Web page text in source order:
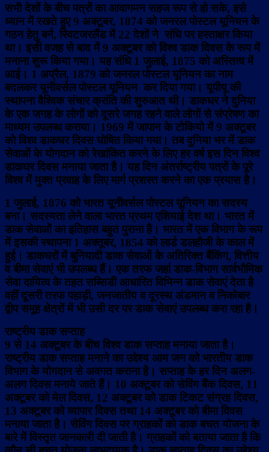
सभी देशों के बीच पत्रों का आवागमन सहज रूप से हो सके, इसे
ध्यान में रखते हुए 9 अक्टूबर, 1874 को जनरल पोस्टल यूनियन के
गठन हेतु बर्न, स्विटजरलैंड में 22 देशों ने संधि पर हस्ताक्षर किया
था। इसी वजह से बाद में 9 अक्टूबर को विश्व डाक दिवस के रूप में
मनाना शुरू किया गया। यह संधि 1 जुलाई, 1875 को अस्तित्व में
आई। 1 अप्रैल, 1879 को जनरल पोस्टल यूनियन का नाम
बदलकर यूनीवर्सल पोस्टल यूनियन कर दिया गया। यूपीयू की
स्थापना वैश्विक संचार क्रांति की शुरुआत थी। डाकघर ने दुनिया
के एक जगह के लोगों को दूसरे जगह रहने वाले लोगों से संप्रेषण का
माध्यम उपलब्ध कराया। 1969 में जापान के टोकियो में 9 अक्टूबर
को विश्व डाकघर दिवस घोषित किया गया। तब दुनिया भर में डाक
सेवाओं के योगदान को रेखांकित करने के लिए हर वर्ष इस दिन विश्व
डाकघर दिवस मनाया जाता है। यह दिन अंतर्राष्ट्रीय पत्रों के पूरे
विश्व में मुक्त प्रवाह के लिए मार्ग प्रशस्त करने का एक प्रयास है।
1 जुलाई, 1876 को भारत यूनीवर्सल पोस्टल यूनियन का सदस्य
बना। सदस्यता लेने वाला भारत प्रथम एशियाई देश था। भारत में
डाक सेवाओं का इतिहास बहुत पुराना है। भारत में एक विभाग के रूप
में इसकी स्थापना 1 अक्तूबर, 1854 को लार्ड डलहौजी के काल में
हुई। डाकघरों में बुनियादी डाक सेवाओं के अतिरिक्त बैंकिंग, वित्तीय
व बीमा सेवाएं भी उपलब्ध हैं। एक तरफ जहां डाक-विभाग सार्वभौमिक
सेवा दायित्व के तहत सब्सिडी आधारित विभिन्न डाक सेवाएं देता है
वहीं दूसरी तरफ पहाड़ी, जनजातीय व दूरस्थ अंडमान व निकोबार
द्वीप समूह क्षेत्रों में भी उसी दर पर डाक सेवाएं उपलब्ध करा रहा है।
राष्ट्रीय डाक सप्ताह
9 से 14 अक्टूबर के बीच विश्व डाक सप्ताह मनाया जाता है।
राष्ट्रीय डाक सप्ताह मनाने का उद्देश्य आम जन को भारतीय डाक
विभाग के योगदान से अवगत कराना है। सप्ताह के हर दिन अलग-
अलग दिवस मनाये जाते हैं। 10 अक्टूबर को सेविंग बैंक दिवस, 11
अक्टूबर को मेल दिवस, 12 अक्टूबर को डाक टिकट संग्रह दिवस,
13 अक्टूबर को व्यापार दिवस तथा 14 अक्टूबर को बीमा दिवस
मनाया जाता है। सेविंग दिवस पर ग्राहकों को डाक बचत योजना के
बारे में विस्तृत जानकारी दी जाती है। ग्राहकों को बताया जाता है कि